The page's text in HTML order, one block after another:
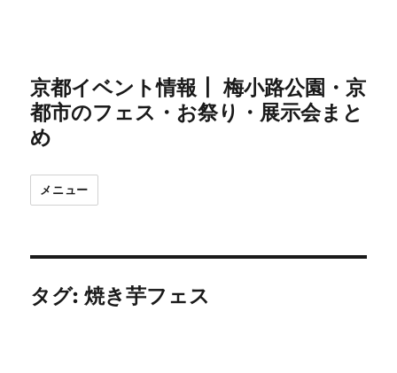
京都イベント情報┃ 梅小路公園・京
都市のフェス・お祭り・展示会まと
め
メニュー
タグ:焼き芋フェス